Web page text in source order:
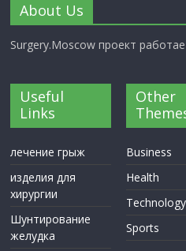
About Us
Surgery.Moscow проект
Useful
Links
лечение грыж
изделия для
хирургии
Шунтирование
желудка
Other
Business
Health
Technology
Sports